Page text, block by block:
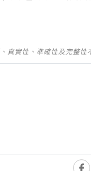
真實性、準確性及完整性